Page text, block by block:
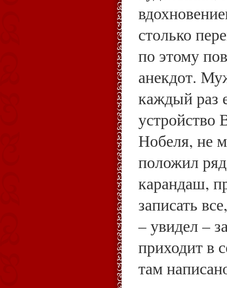
столько
по этому
анекдот.
каждый раз
устройство
Нобеля, не
положил
карандаш,
записать
– увидел –
приходит в
там